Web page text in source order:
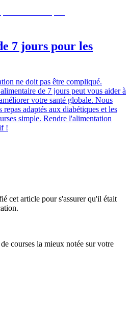
7 jours pour les
ne doit pas être compliqué.
de 7 jours peut vous aider à
votre santé globale. Nous
adaptés aux diabétiques et les
simple. Rendre l'alimentation
!
cet article pour s'assurer qu'il était
courses la mieux notée sur votre